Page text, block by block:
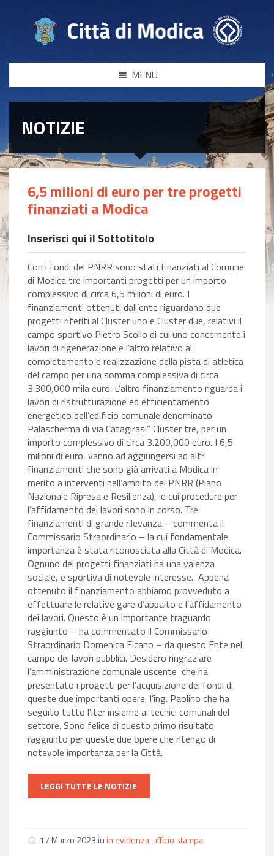
MENU
NOTIZIE
6,5 milioni di euro per tre progetti
finanziati a Modica
Inserisci qui il Sottotitolo
Con i fondi del PNRR sono stati finanziati al Comune
di Modica tre importanti progetti per un importo
complessivo di circa 6,5 milioni di euro. I
finanziamenti ottenuti dall’ente riguardano due
progetti riferiti al Cluster uno e Cluster due, relativi il
campo sportivo Pietro Scollo di cui uno concernente i
lavori di rigenerazione e l’altro relativo al
completamento e realizzazione della pista di atletica
del campo per una somma complessiva di circa
3.300,000 mila euro. L’altro finanziamento riguarda i
lavori di ristrutturazione ed efficientamento
energetico dell’edificio comunale denominato
Palascherma di via Catagirasi” Cluster tre, per un
importo complessivo di circa 3.200,000 euro. I 6,5
milioni di euro, vanno ad aggiungersi ad altri
finanziamenti che sono già arrivati a Modica in
merito a interventi nell’ambito del PNRR (Piano
Nazionale Ripresa e Resilienza), le cui procedure per
l’affidamento dei lavori sono in corso. Tre
finanziamenti di grande rilevanza – commenta il
Commissario Straordinario – la cui fondamentale
importanza è stata riconosciuta alla Città di Modica.
Ognuno dei progetti finanziati ha una valenza
sociale, e sportiva di notevole interesse. Appena
ottenuto il finanziamento abbiamo provveduto a
effettuare le relative gare d’appalto e l’affidamento
dei lavori. Questo è un importante traguardo
raggiunto – ha commentato il Commissario
Straordinario Domenica Ficano – da questo Ente nel
campo dei lavori pubblici. Desidero ringraziare
l’amministrazione comunale uscente che ha
presentato i progetti per l’acquisizione dei fondi di
queste due importanti opere, l’ing. Paolino che ha
seguito tutto l’iter insieme ai tecnici comunali del
settore. Sono felice di questo primo risultato
raggiunto per queste due opere che ritengo di
notevole importanza per la Città.
LEGGI TUTTE LE NOTIZIE
17 Marzo 2023 inin evidenza,ufficio stampa